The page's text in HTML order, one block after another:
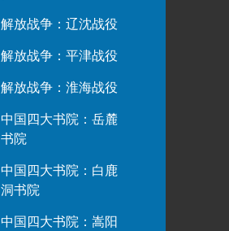
解放战争：辽沈战役
解放战争：平津战役
解放战争：淮海战役
中国四大书院：岳麓
书院
中国四大书院：白鹿
洞书院
中国四大书院：嵩阳